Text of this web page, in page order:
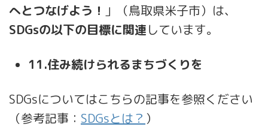
へとつなげよう！ 」（鳥取県米子市）は、
SDGsの以下の目標に関連しています。
11.住み続けられるまちづくりを
SDGsについてはこちらの記事を参照ください
（参考記事： SDGsとは？ ）